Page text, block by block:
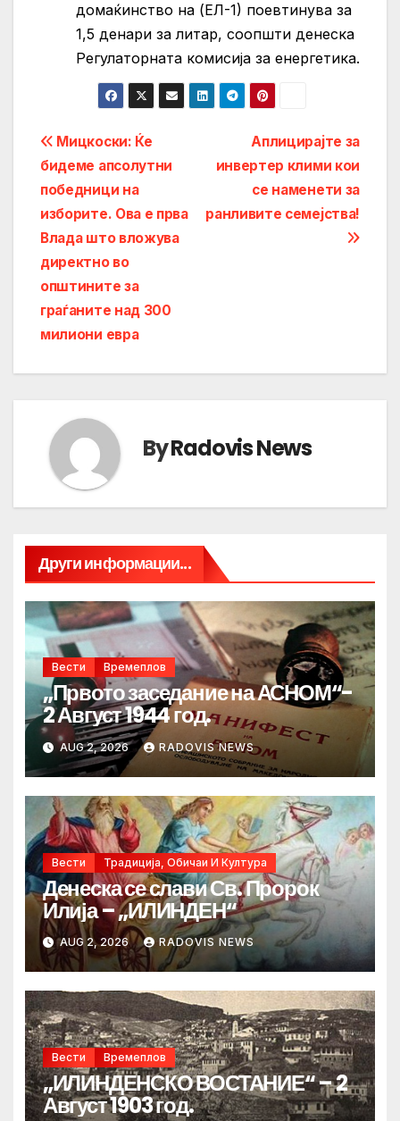
домаќинство на (ЕЛ-1) поевтинува за
1,5 денари за литар, соопшти денеска
Регулаторната комисија за енергетика.
Post
navigation
Aплицирајте за
инвертер клими кои
се наменети за
ранливите семејства!
Мицкоски: Ќе
бидеме апсолутни
победници на
изборите. Ова е прва
Влада што вложува
директно во
општините за
граѓаните над 300
милиони евра
ByRadovis News
Други информации...
Вести Времеплов
„Првото заседание на АСНОМ“-
2 Август 1944 год.
AUG 2, 2026 RADOVIS NEWS
Вести Традиција, Обичаи И Култура
Денеска се слави Св. Пророк
Илија – „ИЛИНДЕН“
AUG 2, 2026 RADOVIS NEWS
Вести Времеплов
„ИЛИНДЕНСКО ВОСТАНИЕ“ – 2
Август 1903 год.